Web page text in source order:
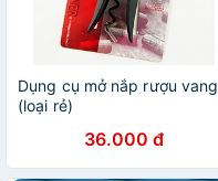
Dụng cụ mở nắp rượu vang
(loại rẻ)
36.000 đ